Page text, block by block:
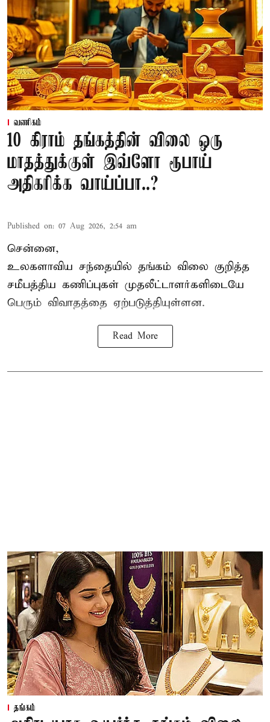
வணிகம்
10 கிராம் தங்கத்தின் விலை ஒரு
மாதத்துக்குள் இவ்ளோ ரூபாய்
அதிகரிக்க வாய்ப்பா..?
Published on: 07 Aug 2026, 2:54 am
சென்னை,
உலகளாவிய சந்தையில் தங்கம் விலை குறித்த
சமீபத்திய கணிப்புகள் முதலீட்டாளர்களிடையே
பெரும் விவாதத்தை ஏற்படுத்தியுள்ளன.
Read More
தங்கம்